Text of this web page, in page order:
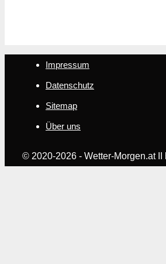
Impressum
Datenschutz
Sitemap
Über uns
© 2020-2026 - Wetter-Morgen.at